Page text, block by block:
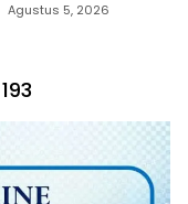
Agustus 5, 2026